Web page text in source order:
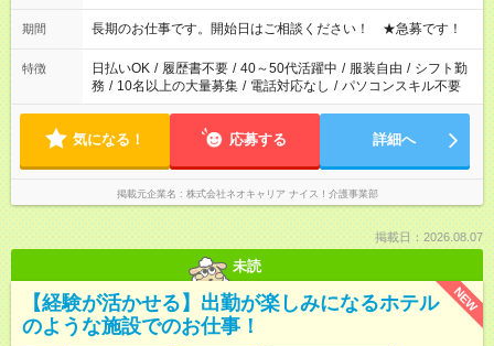
庭の都合でお休みが必要な場合も遠慮なくご相談ください。 ※
週最低15時間以上の勤務が必要です
期間 長期のお仕事です。開始日はご相談ください！ ★急募です！
特徴 日払いOK / 履歴書不要 / 40～50代活躍中 / 服装自由 / シフト勤
務 / 10名以上の大量募集 / 電話対応なし / パソコンスキル不要
気になる！ 応募する 詳細へ
掲載元企業名 株式会社ネオキャリア ナイス！介護事業部
掲載日：2026.08.07
未読
NEW
【経験が活かせる】出勤が楽しみになるホテル
のような施設でのお仕事！